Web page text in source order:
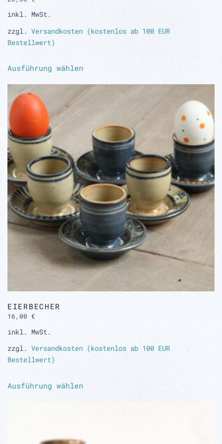
inkl. MwSt.
zzgl. Versandkosten (kostenlos ab 100 EUR
Bestellwert)
Ausführung wählen
Dieses
weist
mehrere
Die
Optionen
können
auf
der
Produktseite
gewählt
EIERBECHER
16,00 €
inkl. MwSt.
zzgl. Versandkosten (kostenlos ab 100 EUR
Bestellwert)
Ausführung wählen